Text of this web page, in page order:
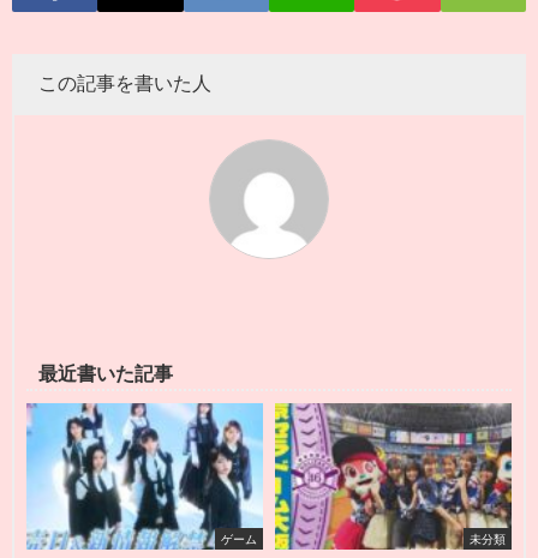
この記事を書いた人
最近書いた記事
ゲーム 未分類